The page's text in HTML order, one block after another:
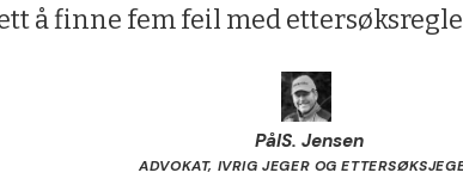
å finne fem feil med
PålS. Jensen
ADVOKAT, IVRIG JEGER OG